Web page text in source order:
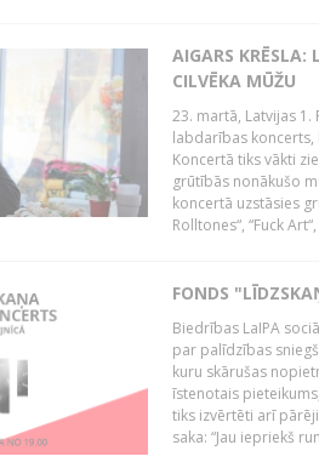
AIGARS KRĒSLA:
CILVĒKA MŪŽU
23. martā, Latvijas 1.
labdarības koncerts,
Koncertā tiks vākti
grūtībās nonākušo
koncertā uzstāsies
Rolltones“, “Fuck
FONDS
Biedrības LaIPA
par palīdzības
kuru skārušas
īstenotais
tiks izvērtēti arī
saka: “Jau iepriekš